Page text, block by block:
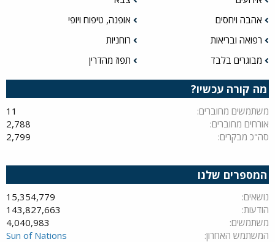
אופנה, טיפוח ויופי
רוחניות
תפוז מהדרין
אהבה ויחסים
רפואה ובריאות
מבוגרים בלבד
מה קורה עכשיו?
משתמשים מחוברים
11
אורחים מחוברים
2,788
סה"כ מבקרים
2,799
המספרים שלנו
נושאים
15,354,779
הודעות
143,827,663
משתמשים
4,040,983
המשתמש האחרון
Sun of Nations